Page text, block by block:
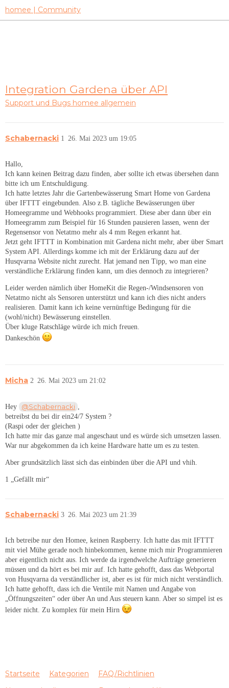
homee | Community
Integration Gardena über API
Support und Bugs homee allgemein
Schabernacki 26. Mai 2023 um 19:05
1
Hallo,
Ich kann keinen Beitrag dazu finden, aber sollte ich etwas übersehen dann
bitte ich um Entschuldigung.
Ich hatte letztes Jahr die Gartenbewässerung Smart Home von Gardena
über IFTTT eingebunden. Also z.B. tägliche Bewässerungen über
Homeegramme und Webhooks programmiert. Diese aber dann über ein
Homeegramm zum Beispiel für 16 Stunden pausieren lassen, wenn der
Regensensor von Netatmo mehr als 4 mm Regen erkannt hat.
Jetzt geht IFTTT in Kombination mit Gardena nicht mehr, aber über Smart
System API. Allerdings komme ich mit der Erklärung dazu auf der
Husqvarna Website nicht zurecht. Hat jemand nen Tipp, wo man eine
verständliche Erklärung finden kann, um dies dennoch zu integrieren?
Leider werden nämlich über HomeKit die Regen-/Windsensoren von
Netatmo nicht als Sensoren unterstützt und kann ich dies nicht anders
realisieren. Damit kann ich keine vernünftige Bedingung für die
(wohl/nicht) Bewässerung einstellen.
Über kluge Ratschläge würde ich mich freuen.
Dankeschön
Micha 26. Mai 2023 um 21:02
2
Hey @Schabernacki
betreibst du bei dir ein24/7 System ?
(Raspi oder der gleichen )
Ich hatte mir das ganze mal angeschaut und es würde sich umsetzen lassen.
War nur abgekommen da ich keine Hardware hatte um es zu testen.
Aber grundsätzlich lässt sich das einbinden über die API und vhih.
1 „Gefällt mir“
Schabernacki 26. Mai 2023 um 21:39
3
Ich betreibe nur den Homee, keinen Raspberry. Ich hatte das mit IFTTT
mit viel Mühe gerade noch hinbekommen, kenne mich mir Programmieren
aber eigentlich nicht aus. Ich werde da irgendwelche Aufträge generieren
müssen und da hört es bei mir auf. Ich hatte gehofft, dass das Webportal
von Husqvarna da verständlicher ist, aber es ist für mich nicht verständlich.
Ich hatte gehofft, dass ich die Ventile mit Namen und Angabe von
„Öffnungszeiten“ oder über An und Aus steuern kann. Aber so simpel ist es
leider nicht. Zu komplex für mein Hirn
Startseite Kategorien
FAQ/Richtlinien